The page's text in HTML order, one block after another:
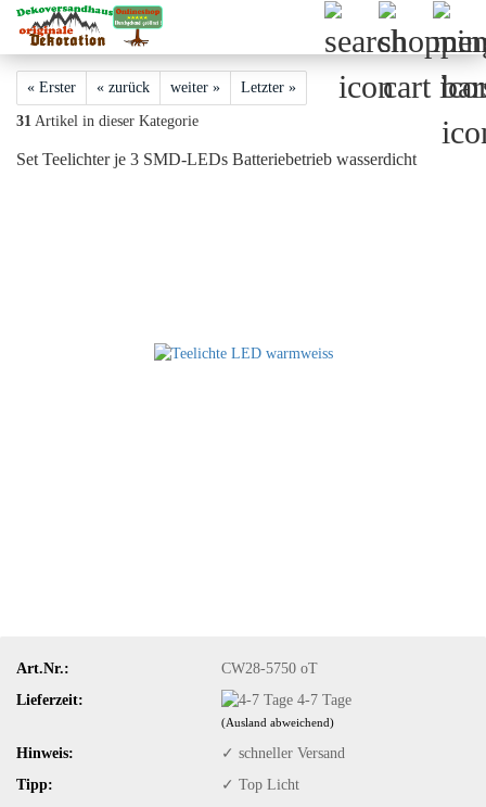
« Erster « zurück weiter » Letzter »
31 Artikel in dieser Kategorie
Set Teelichter je 3 SMD-LEDs Batteriebetrieb wasserdicht
Art.Nr.:
CW28-5750 oT
Lieferzeit:
4-7 Tage
(Ausland abweichend)
Hinweis:
✓ ​schneller Versand
Tipp:
✓ ​Top Licht